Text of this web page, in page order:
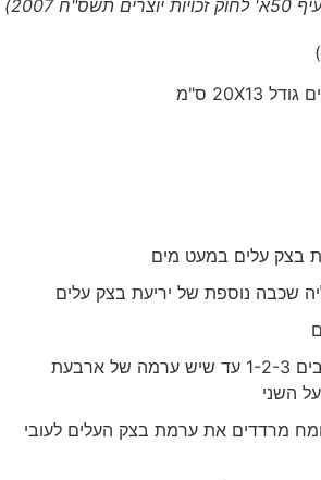
עלים במעט מים
נוספת של יריעת בצק עלים
חוזרים על שלבים 1-2-3 עד שיש ערמה של ארבעת
את ערמת בצק העלים לעובי